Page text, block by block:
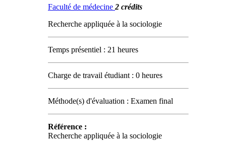
Faculté de médecine 2 crédits
Recherche appliquée à la sociologie
Temps présentiel : 21 heures
Charge de travail étudiant : 0 heures
Méthode(s) d'évaluation : Examen final
Référence :
Recherche appliquée à la sociologie